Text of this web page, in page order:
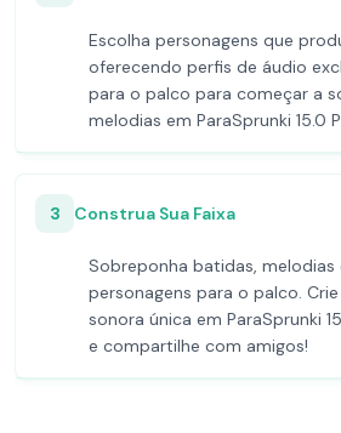
Escolha personagens que
oferecendo perfis de áudio
para o palco para começar a
melodias em ParaSprunki 15.0
3 Construa Sua Faixa
Sobreponha batidas,
personagens para o palco.
sonora única em ParaSprunki
e compartilhe com amigos!